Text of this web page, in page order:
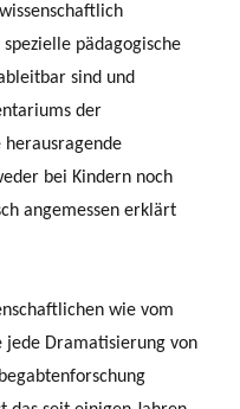
pädagogische
sind und
der
bei Kindern noch
angemessen erklärt
wie vom
jede Dramatisierung von